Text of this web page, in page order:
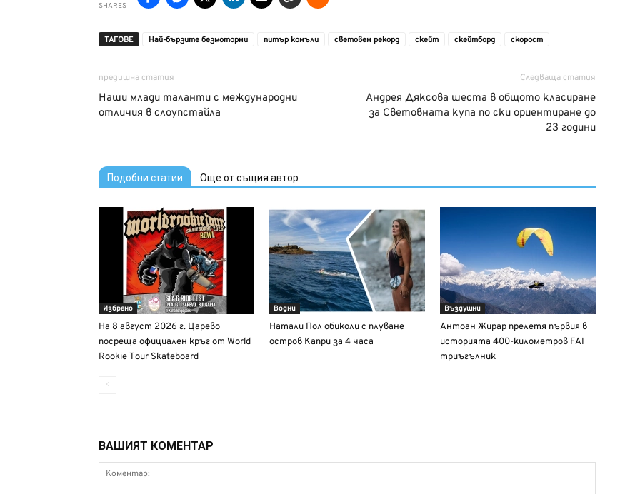
SHARES
ТАГОВЕ Най-бързите безмоторни питър конъли световен рекорд скейт скейтборд скорост
предишна статия
Наши млади таланти с международни
отличия в слоупстайла
Следваща статия
Андрея Дяксова шеста в общото класиране
за Световната купа по ски ориентиране до
23 години
Подобни статии Още от същия автор
Избрано
На 8 август 2026 г. Царево
посреща официален кръг от World
Rookie Tour Skateboard
Водни
Натали Пол обиколи с плуване
остров Капри за 4 часа
Въздушни
Антоан Жирар прелетя първия в
историята 400-километров FAI
триъгълник
ВАШИЯТ КОМЕНТАР